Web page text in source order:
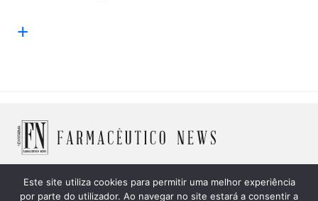
+
© 2026 Farmacêutico News -Política de Cookies |Política
Este site utiliza cookies para permitir uma melhor experiência
por parte do utilizador. Ao navegar no site estará a consentir a